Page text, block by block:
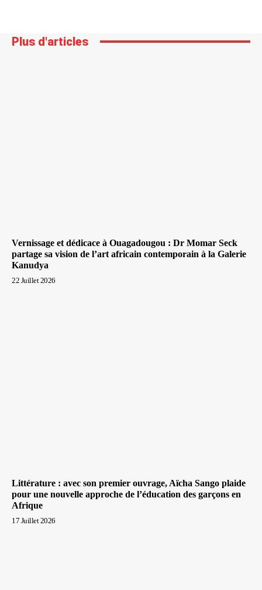
Plus d'articles
Vernissage et dédicace à Ouagadougou : Dr Momar Seck
partage sa vision de l’art africain contemporain à la Galerie
Kanudya
22 Juillet 2026
Littérature : avec son premier ouvrage, Aïcha Sango plaide
pour une nouvelle approche de l’éducation des garçons en
Afrique
17 Juillet 2026